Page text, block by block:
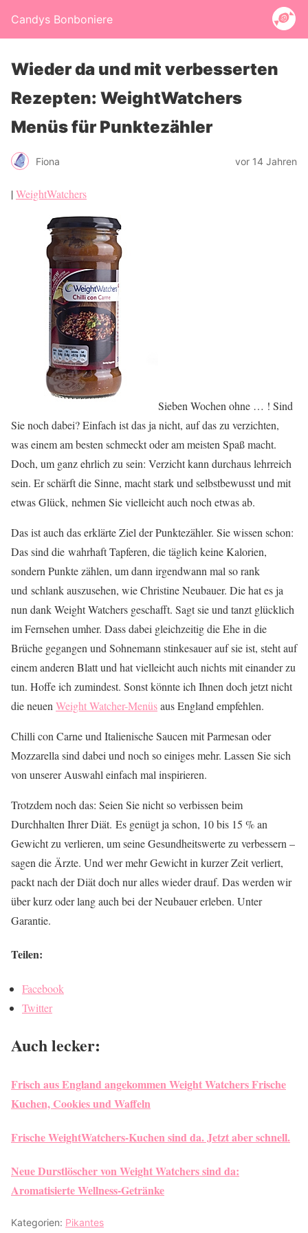
Candys Bonboniere
Wieder da und mit verbesserten
Rezepten: WeightWatchers
Menüs für Punktezähler
Fiona vor 14 Jahren
|WeightWatchers
Sieben Wochen ohne … ! Sind
Sie noch dabei? Einfach ist das ja nicht, auf das zu verzichten,
was einem am besten schmeckt oder am meisten Spaß macht.
Doch, um ganz ehrlich zu sein: Verzicht kann durchaus lehrreich
sein. Er schärft die Sinne, macht stark und selbstbewusst und mit
etwas Glück, nehmen Sie vielleicht auch noch etwas ab.
Das ist auch das erklärte Ziel der Punktezähler. Sie wissen schon:
Das sind die wahrhaft Tapferen, die täglich keine Kalorien,
sondern Punkte zählen, um dann irgendwann mal so rank
und schlank auszusehen, wie Christine Neubauer. Die hat es ja
nun dank Weight Watchers geschafft. Sagt sie und tanzt glücklich
im Fernsehen umher. Dass dabei gleichzeitig die Ehe in die
Brüche gegangen und Sohnemann stinkesauer auf sie ist, steht auf
einem anderen Blatt und hat vielleicht auch nichts mit einander zu
tun. Hoffe ich zumindest. Sonst könnte ich Ihnen doch jetzt nicht
die neuen Weight Watcher-Menüsaus England empfehlen.
Chilli con Carne und Italienische Saucen mit Parmesan oder
Mozzarella sind dabei und noch so einiges mehr. Lassen Sie sich
von unserer Auswahl einfach mal inspirieren.
Trotzdem noch das: Seien Sie nicht so verbissen beim
Durchhalten Ihrer Diät. Es genügt ja schon, 10 bis 15 % an
Gewicht zu verlieren, um seine Gesundheitswerte zu verbessern –
sagen die Ärzte. Und wer mehr Gewicht in kurzer Zeit verliert,
packt nach der Diät doch nur alles wieder drauf. Das werden wir
über kurz oder lang auch bei der Neubauer erleben. Unter
Garantie.
Teilen:
Facebook
Twitter
Auch lecker:
Frisch aus England angekommen Weight Watchers Frische
Kuchen, Cookies und Waffeln
Frische WeightWatchers-Kuchen sind da. Jetzt aber schnell.
Neue Durstlöscher von Weight Watchers sind da:
Aromatisierte Wellness-Getränke
Kategorien: Pikantes